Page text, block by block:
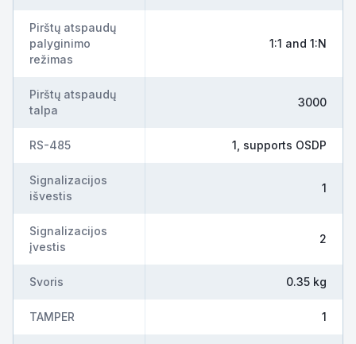
Pirštų atspaudų
palyginimo
režimas
1:1 and 1:N
Pirštų atspaudų
talpa
3000
RS-485 1, supports OSDP
Signalizacijos
išvestis
1
Signalizacijos
įvestis
2
Svoris 0.35 kg
TAMPER 1